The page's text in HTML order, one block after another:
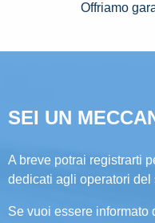
Offriamo
SEI UN
A breve potrai registrarti
dedicati agli operatori del
Se vuoi essere informato